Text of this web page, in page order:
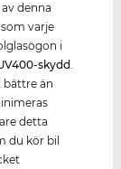
denna
varje
i
-skydd.
bättre än
detta
du kör bil